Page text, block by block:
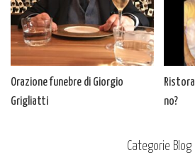
Orazione funebre di Giorgio
Grigliatti
no?
Categorie Blog